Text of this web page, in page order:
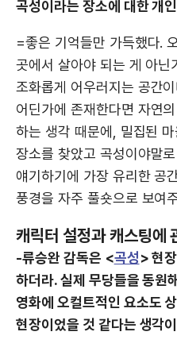
곡성이라는 장소에 대한 개
=좋은 기억들만 가득했다.
곳에서 살아야 되는 게 아닌
조화롭게 어우러지는 공간
어딘가에 존재한다면 자연
하는 생각 때문에, 밀집된
장소를 찾았고 곡성이야말
얘기하기에 가장 유리한 공
풍경을 자주 풀숏으로 보여
캐릭터 설정과 캐스팅에
-류승완 감독은 <곡성> 현
하더라. 실제 무당들을 동원
영화에 오컬트적인 요소도
현장이었을 것 같다는 생각